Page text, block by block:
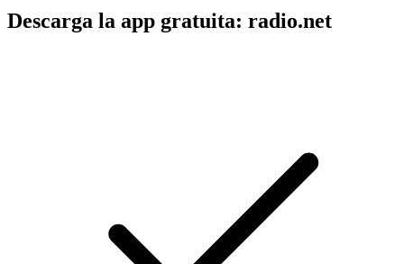
Descarga la app gratuita: radio.net